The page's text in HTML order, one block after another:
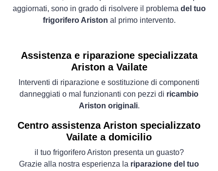
aggiornati, sono in grado di risolvere il problema del tuo
frigorifero Ariston al primo intervento.
Assistenza e riparazione specializzata
Ariston a Vailate
Interventi di riparazione e sostituzione di componenti
danneggiati o mal funzionanti con pezzi di ricambio
Ariston originali.
Centro assistenza Ariston specializzato
Vailate a domicilio
il tuo frigorifero Ariston presenta un guasto?
Grazie alla nostra esperienza la riparazione del tuo